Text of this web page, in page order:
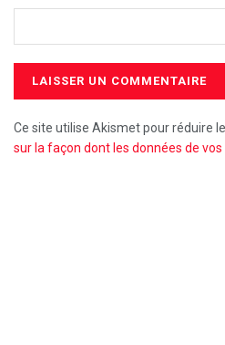
Ce site utilise Akismet pour réduire
sur la façon dont les données de